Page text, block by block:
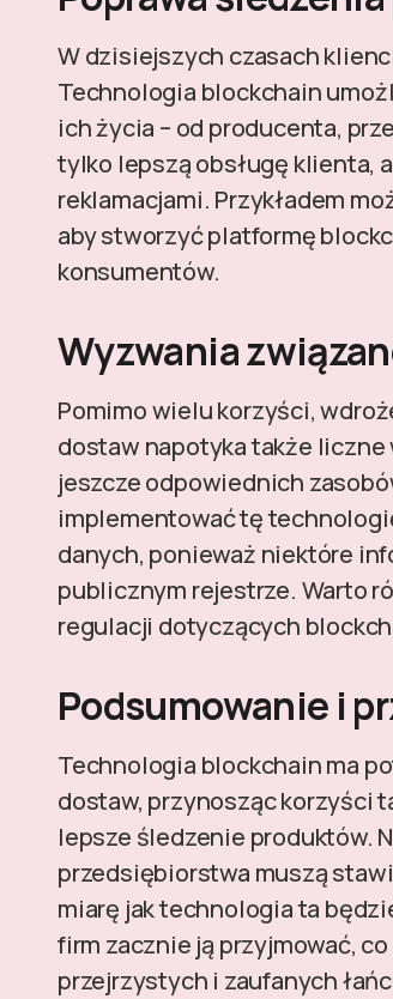
W dzisiejszych czasach
Technologia blockchain
ich życia – od producenta,
tylko lepszą obsługę klienta,
reklamacjami. Przykładem
aby stworzyć platformę
konsumentów.
Wyzwania
Pomimo wielu korzyści,
dostaw napotyka także
jeszcze odpowiednich
implementować tę
danych, ponieważ niektóre
publicznym rejestrze. Warto
regulacji dotyczących
Podsumowanie i
Technologia blockchain ma
dostaw, przynosząc korzyści
lepsze śledzenie produktów.
przedsiębiorstwa muszą
miarę jak technologia ta
firm zacznie ją przyjmować,
przejrzystych i zaufanych